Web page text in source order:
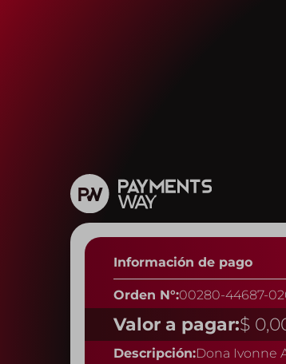
Información de pago
Orden N°:00280-44687-
Valor a pagar:$
Descripción:Dona Ivonne